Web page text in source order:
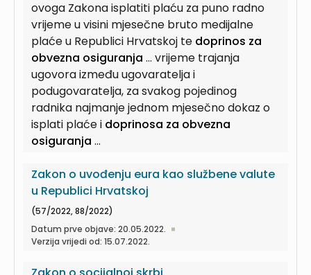
ovoga Zakona isplatiti plaću za puno radno
vrijeme u visini mjesečne bruto medijalne
plaće u Republici Hrvatskoj te doprinos za
obvezna osiguranja ... vrijeme trajanja
ugovora između ugovaratelja i
podugovaratelja, za svakog pojedinog
radnika najmanje jednom mjesečno dokaz o
isplati plaće i doprinosa za obvezna
osiguranja ...
Zakon o uvođenju eura kao službene valute
u Republici Hrvatskoj
(57/2022, 88/2022)
Datum prve objave: 20.05.2022.
Verzija vrijedi od: 15.07.2022.